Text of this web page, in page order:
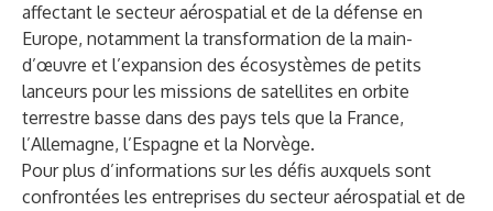
affectant le secteur aérospatial et de la défense en
Europe, notamment la transformation de la main-
d’œuvre et l’expansion des écosystèmes de petits
lanceurs pour les missions de satellites en orbite
terrestre basse dans des pays tels que la France,
l’Allemagne, l’Espagne et la Norvège.
Pour plus d’informations sur les défis auxquels sont
confrontées les entreprises du secteur aérospatial et de